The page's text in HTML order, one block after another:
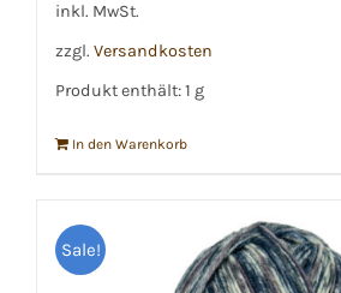
inkl. MwSt.
zzgl. Versandkosten
Produkt enthält: 1 g
In den Warenkorb
Sale!